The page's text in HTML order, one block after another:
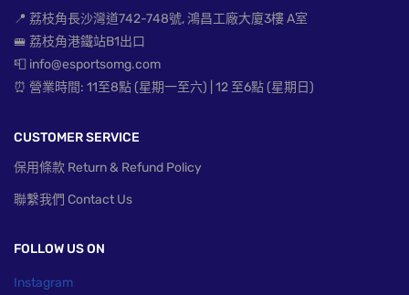
📍 荔枝角長沙灣道742-748號, 鴻昌工廠大廈3樓 A室
🚝 荔枝角港鐵站B1出口
📮 info@esportsomg.com
⏰ 營業時間: 11至8點 (星期一至六) | 12 至6點 (星期日)
CUSTOMER SERVICE
保用條款 Return & Refund Policy
聯繫我們 Contact Us
FOLLOW US ON
Instagram